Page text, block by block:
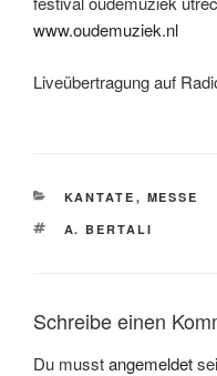
www.oudemuziek.nl
Liveübertragung auf
KATEGORIEN
KANTATE , MESSE
SCHLAGWÖRTER
A. BERTALI
Schreibe einen
Du musstangemeldet